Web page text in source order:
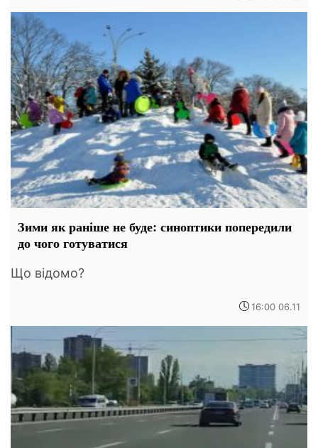
Зими як раніше не буде: синоптики попередили
до чого готуватися
Що відомо?
16:00 06.11